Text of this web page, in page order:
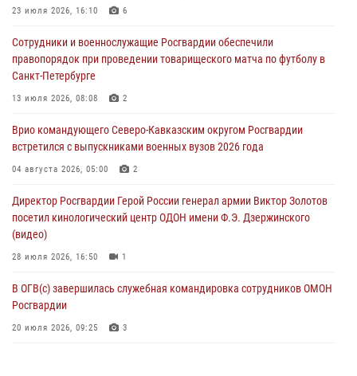
Подмосковье (видео)
Росгвардейцы провели выставку вооружения для участников сбора
«Гвардеец» в Пензе (видео)
06 августа 2026, 12:00
В Курске росгвардейцы приняли участие в митинге, посвященном
второй годовщине вторжения ВСУ на территорию области
06 августа 2026, 11:56 4
В Санкт-Петербурге наряд Росгвардии задержал правонарушителя,
угрожавшего подростку травматическим пистолетом
06 августа 2026, 11:33
23 июля 2026, 16:10 6
Сотрудники и военнослужащие Росгвардии обеспечили
правопорядок при проведении товарищеского матча по футболу в
Санкт-Петербурге
13 июля 2026, 08:08 2
Врио командующего Северо-Кавказским округом Росгвардии
встретился с выпускниками военных вузов 2026 года
04 августа 2026, 05:00 2
Директор Росгвардии Герой России генерал армии Виктор Золотов
посетил кинологический центр ОДОН имени Ф.Э. Дзержинского
(видео)
28 июля 2026, 16:50 1
В ОГВ(с) завершилась служебная командировка сотрудников ОМОН
Росгвардии
20 июля 2026, 09:25 3